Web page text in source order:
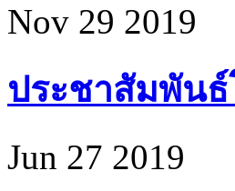
Nov 29 2019
ประชาสัมพันธ์
Jun 27 2019